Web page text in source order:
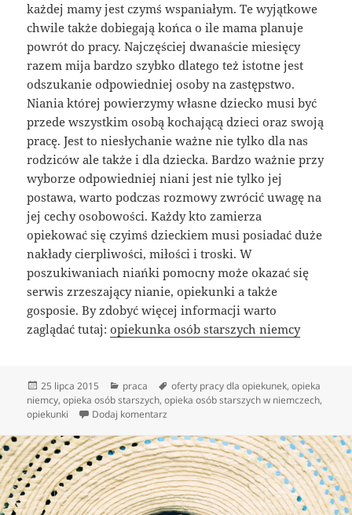
każdej mamy jest czymś wspaniałym. Te wyjątkowe
chwile także dobiegają końca o ile mama planuje
powrót do pracy. Najczęściej dwanaście miesięcy
razem mija bardzo szybko dlatego też istotne jest
odszukanie odpowiedniej osoby na zastępstwo.
Niania której powierzymy własne dziecko musi być
przede wszystkim osobą kochającą dzieci oraz swoją
pracę. Jest to niesłychanie ważne nie tylko dla nas
rodziców ale także i dla dziecka. Bardzo ważnie przy
wyborze odpowiedniej niani jest nie tylko jej
postawa, warto podczas rozmowy zwrócić uwagę na
jej cechy osobowości. Każdy kto zamierza
opiekować się czyimś dzieckiem musi posiadać duże
nakłady cierpliwości, miłości i troski. W
poszukiwaniach niańki pomocny może okazać się
serwis zrzeszający nianie, opiekunki a także
gosposie. By zdobyć więcej informacji warto
zaglądać tutaj:opiekunka osób starszych niemcy
Data
publikacji
25 lipca 2015 Kategorie
praca Tagi
oferty pracy dla opiekunek,opieka
niemcy,opieka osób starszych,opieka osób starszych w niemczech,
opiekunki
Dodaj komentarz